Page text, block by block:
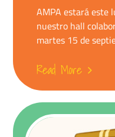
AMPA estará este
nuestro hall
martes 15 de
Read More